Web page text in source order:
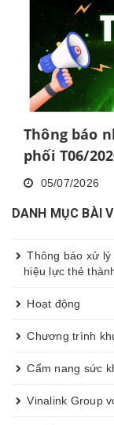
Thông báo
phối T06/
05/07/2026
DANH MỤC BÀI
Thông báo xử
hiệu lực thẻ
Hoạt động
Chương trình
Cẩm nang sức
Vinalink Group